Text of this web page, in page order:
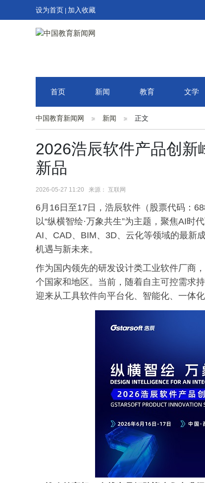
设为首页 加入收藏
首页 新闻 教育 文学
中国教育新闻网 新闻 正文
2026浩辰软件产品创新
新品
2026-05-27 11:20 来源： 互联网
6月16日至17日，浩辰软件（股票代码：
以“纵横智绘·万象共生”为主题，聚焦AI
AI、CAD、BIM、3D、云化等领域的最新
机遇与新未来。
作为国内领先的研发设计类工业软件厂商
个国家和地区。当前，随着自主可控需求
迎来从工具软件向平台化、智能化、一体化